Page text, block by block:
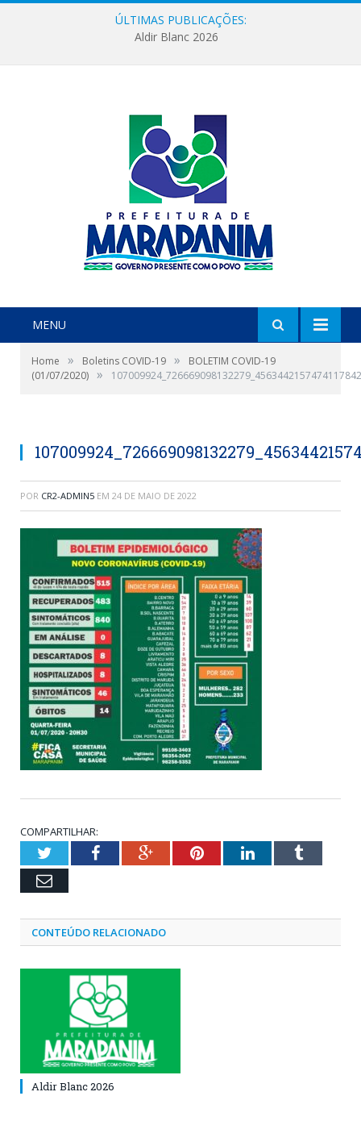
ÚLTIMAS PUBLICAÇÕES:
Aldir Blanc 2026
MENU
Home » Boletins COVID-19 »
BOLETIM COVID-19
(01/07/2020) »
POR CR2-ADMIN5 EM 24 DE MAIO DE 2022
COMPARTILHAR:
TwitterFacebookGoogle+PinterestLinkedInTumblr
Email
CONTEÚDO RELACIONADO
Aldir Blanc 2026